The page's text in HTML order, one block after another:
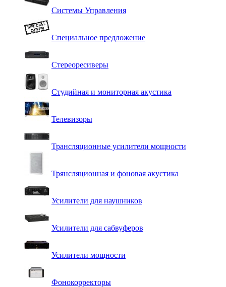
Системы Управления
Специальное предложение
Стереоресиверы
Студийная и мониторная акустика
Телевизоры
Трансляционные усилители мощности
Трянсляционная и фоновая акустика
Усилители для наушников
Усилители для сабвуферов
Усилители мощности
Фонокорректоры